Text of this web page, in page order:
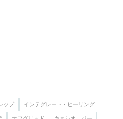
ップ インテグレート・ヒーリング